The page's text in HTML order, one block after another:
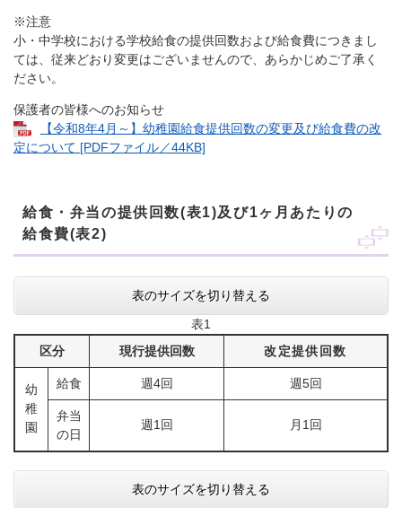
※注意
小・中学校における学校給食の提供回数および給食費につきまし
ては、従来どおり変更はございませんので、あらかじめご了承く
ださい。
保護者の皆様へのお知らせ
【令和8年4月～】幼稚園給食提供回数の変更及び給食費の改
定について [PDFファイル／44KB]
給食・弁当の提供回数(表1)及び1ヶ月あたりの
給食費(表2)
表のサイズを切り替える
表1
区分
現行提供回数 改定提供回数
幼
稚
園
給食 週4回 週5回
弁当
の日
週1回 月1回
表のサイズを切り替える